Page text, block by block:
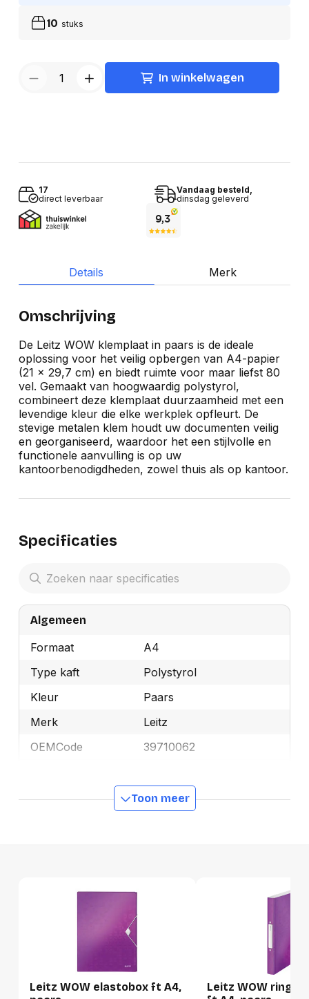
10 stuks
In winkelwagen
17
direct leverbaar
Vandaag besteld,
dinsdag geleverd
Details Merk
Omschrijving
De Leitz WOW klemplaat in paars is de ideale
oplossing voor het veilig opbergen van A4-papier
(21 x 29,7 cm) en biedt ruimte voor maar liefst 80
vel. Gemaakt van hoogwaardig polystyrol,
combineert deze klemplaat duurzaamheid met een
levendige kleur die elke werkplek opfleurt. De
stevige metalen klem houdt uw documenten veilig
en georganiseerd, waardoor het een stijlvolle en
functionele aanvulling is op uw
kantoorbenodigdheden, zowel thuis als op kantoor.
Specificaties
Algemeen
Formaat
A4
Type kaft
Polystyrol
Kleur
Paars
Merk
Leitz
OEMCode
39710062
4002432107315
Verpakking
Toon meer
Leitz WOW elastobox ft A4,
Leitz WOW